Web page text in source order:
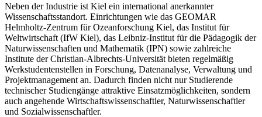
Neben der Industrie ist Kiel ein international anerkannter
Wissenschaftsstandort. Einrichtungen wie das GEOMAR
Helmholtz-Zentrum für Ozeanforschung Kiel, das Institut für
Weltwirtschaft (IfW Kiel), das Leibniz-Institut für die Pädagogik der
Naturwissenschaften und Mathematik (IPN) sowie zahlreiche
Institute der Christian-Albrechts-Universität bieten regelmäßig
Werkstudentenstellen in Forschung, Datenanalyse, Verwaltung und
Projektmanagement an. Dadurch finden nicht nur Studierende
technischer Studiengänge attraktive Einsatzmöglichkeiten, sondern
auch angehende Wirtschaftswissenschaftler, Naturwissenschaftler
und Sozialwissenschaftler.